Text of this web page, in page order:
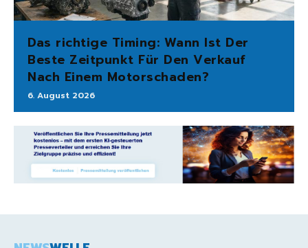
Das richtige Timing: Wann Ist Der
Beste Zeitpunkt Für Den Verkauf
Nach Einem Motorschaden?
6. August 2026